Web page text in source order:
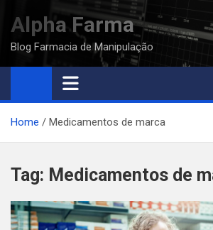
content
Alpha Farma
Blog Farmacia de Manipulação
Home Medicamentos de marca
Tag: Medicamentos de